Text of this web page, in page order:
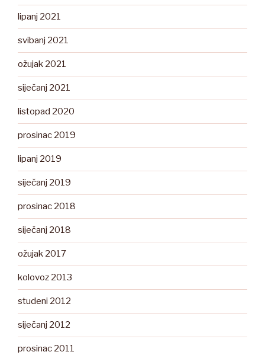
lipanj 2021
svibanj 2021
ožujak 2021
siječanj 2021
listopad 2020
prosinac 2019
lipanj 2019
siječanj 2019
prosinac 2018
siječanj 2018
ožujak 2017
kolovoz 2013
studeni 2012
siječanj 2012
prosinac 2011